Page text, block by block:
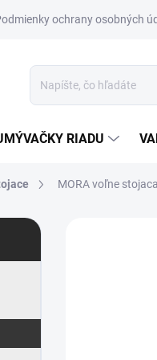
ochrany osobných
RIADU
MORA voľne